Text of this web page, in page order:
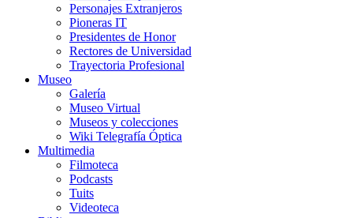
Personajes Extranjeros
Pioneras IT
Presidentes de Honor
Rectores de Universidad
Trayectoria Profesional
Museo
Galería
Museo Virtual
Museos y colecciones
Wiki Telegrafía Óptica
Multimedia
Filmoteca
Podcasts
Tuits
Videoteca